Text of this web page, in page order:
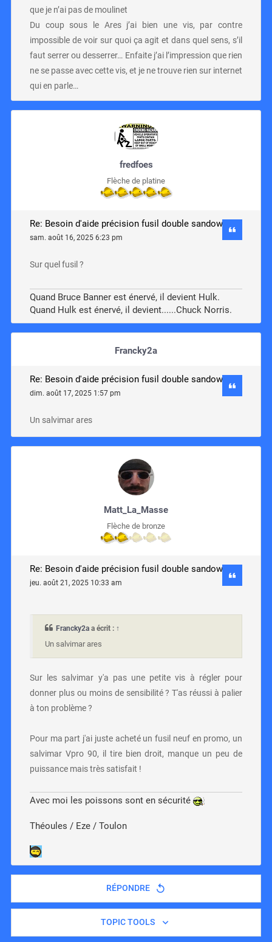
que je n’ai pas de moulinet
Du coup sous le Ares j’ai bien une vis, par contre
impossible de voir sur quoi ça agit et dans quel sens, s’il
faut serrer ou desserrer… Enfaite j’ai l’impression que rien
ne se passe avec cette vis, et je ne trouve rien sur internet
qui en parle…
fredfoes
Flèche de platine
Re: Besoin d'aide précision fusil double sandow
sam. août 16, 2025 6:23 pm
Sur quel fusil ?
Quand Bruce Banner est énervé, il devient Hulk.
Quand Hulk est énervé, il devient......Chuck Norris.
Francky2a
Re: Besoin d'aide précision fusil double sandow
dim. août 17, 2025 1:57 pm
Un salvimar ares
Matt_La_Masse
Flèche de bronze
Re: Besoin d'aide précision fusil double sandow
jeu. août 21, 2025 10:33 am
Francky2a a écrit : ↑
Un salvimar ares
Sur les salvimar y'a pas une petite vis à régler pour
donner plus ou moins de sensibilité ? T'as réussi à palier
à ton problème ?
Pour ma part j'ai juste acheté un fusil neuf en promo, un
salvimar Vpro 90, il tire bien droit, manque un peu de
puissance mais très satisfait !
Avec moi les poissons sont en sécurité
Théoules / Eze / Toulon
RÉPONDRE
TOPIC TOOLS